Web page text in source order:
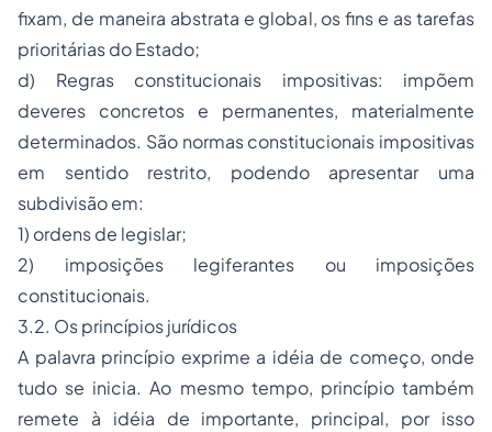
fixam, de maneira abstrata e global, os fins e as tarefas
prioritárias do Estado;
d) Regras constitucionais impositivas: impõem
deveres concretos e permanentes, materialmente
determinados. São normas constitucionais impositivas
em sentido restrito, podendo apresentar uma
subdivisão em:
1) ordens de legislar;
2) imposições legiferantes ou imposições
constitucionais.
3.2. Os princípios jurídicos
A palavra princípio exprime a idéia de começo, onde
tudo se inicia. Ao mesmo tempo, princípio também
remete à idéia de importante, principal, por isso